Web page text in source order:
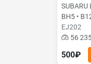
SUBARU
BH5 •
EJ202
56
500₽